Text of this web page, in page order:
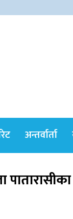
अन्तर्वार्ता